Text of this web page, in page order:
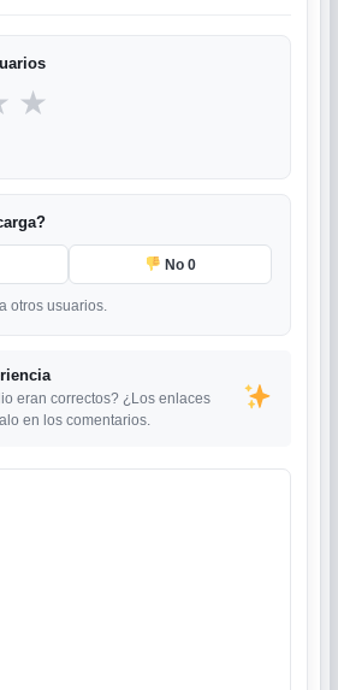
★
No 0
otros usuarios.
eran correctos? ¿Los enlaces
en los comentarios.